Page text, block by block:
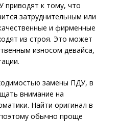
приводят к тому, что
затруднительным или
и фирменные
из строя. Это может
износом девайса,
замены ПДУ, в
внимание на
Найти оригинал в
обычно проще